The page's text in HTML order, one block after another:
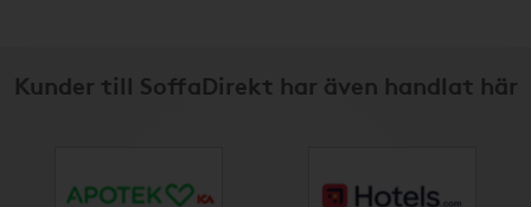
Kunder till SoffaDirekt har även handlat här